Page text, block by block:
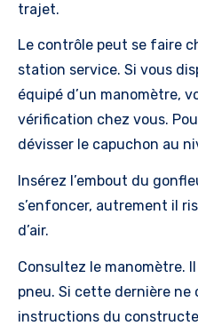
trajet.
Le contrôle peut se faire
station service. Si vous
équipé d’un manomètre,
vérification chez vous.
dévisser le capuchon au
Insérez l’embout du
s’enfoncer, autrement il
d’air.
Consultez le manomètre.
pneu. Si cette dernière ne
instructions du